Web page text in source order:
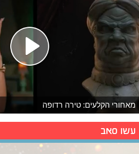
מאחורי הקלעים: טירה רדופה
עשו סאב